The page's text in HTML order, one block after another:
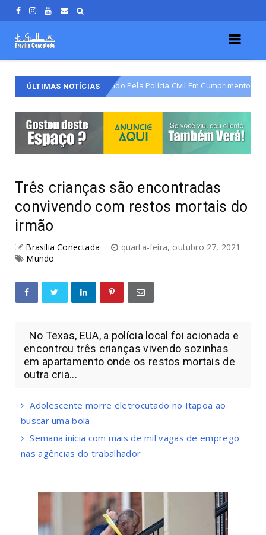
ÚLTIMAS NOTÍCIAS
Varjão É Detido Pela Polícia Civil Em Cumprimento De Mandado De
Três crianças são encontradas
convivendo com restos mortais do
irmão
Brasília Conectada
quarta-feira, outubro 27, 2021
Mundo
No Texas, EUA, a polícia local foi acionada e
encontrou três crianças vivendo sozinhas
em apartamento onde os restos mortais de
outra cria...
Adolescente morre eletrocutado no Itapoã ao
buscar uma bola
Semana inicia com mais de mil vagas de emprego
nas agências do trabalhador